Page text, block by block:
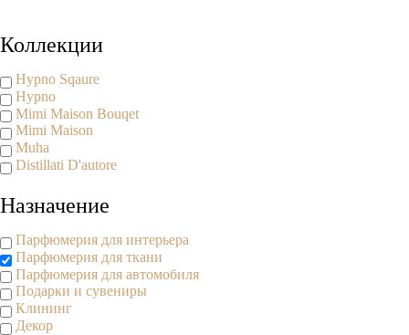
Коллекции
Hypno Sqaure
Hypno
Mimi Maison Bouqet
Mimi Maison
Muha
Distillati D'autore
Назначение
Парфюмерия для интерьера
Парфюмерия для ткани
Парфюмерия для автомобиля
Подарки и сувениры
Клининг
Декор